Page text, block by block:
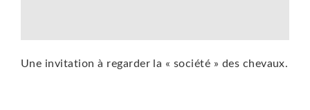
Une invitation à regarder la « société » des chevaux.